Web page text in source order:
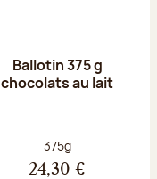
Ballotin 375 g
chocolats au lait
Poids net :
375g
24,30 €